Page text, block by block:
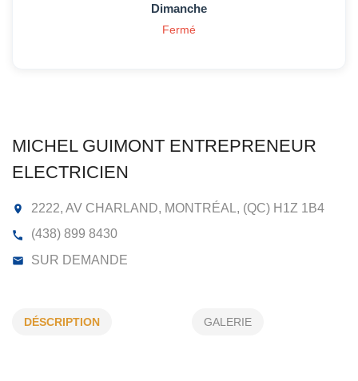
MICHEL GUIMONT ENTREPRENEUR
DÉSCRIPTION GALERIE
Dimanche
Fermé